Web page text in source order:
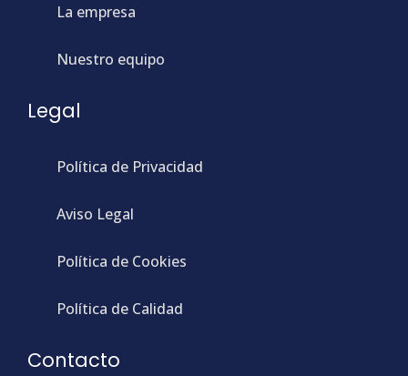
La empresa
Nuestro equipo
Legal
Política de Privacidad
Aviso Legal
Política de Cookies
Política de Calidad
Contacto